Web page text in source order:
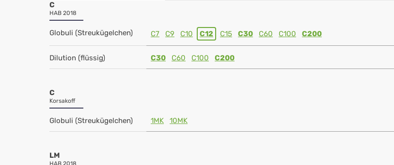
C
HAB 2018
Globuli (Streukügelchen) C7 C9 C10 C12 C15 C30 C60 C100 C200
Dilution (flüssig) C30 C60 C100 C200
C
Korsakoff
Globuli (Streukügelchen) 1MK 10MK
LM
HAB 2018